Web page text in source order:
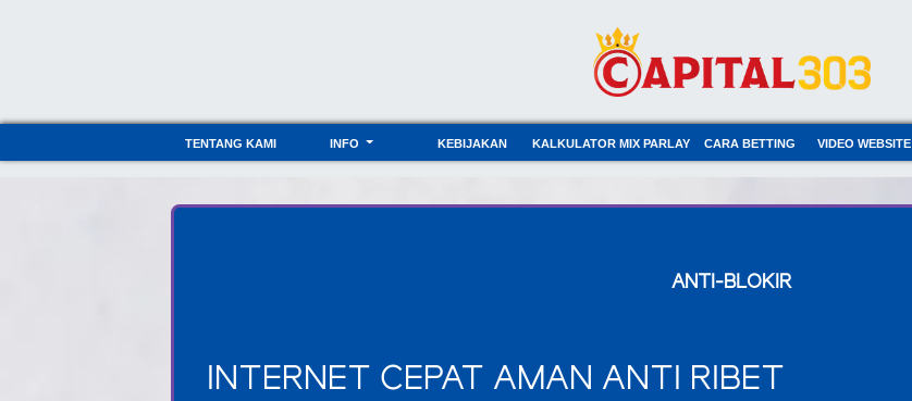
TENTANG KAMI INFO KEBIJAKAN KALKULATOR MIX PARLAY CARA BETTING VIDEO WEBSITE
ANTI-BLOKIR
INTERNET CEPAT AMAN ANTI RIBET